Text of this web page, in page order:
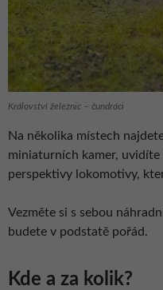
Království železnic – čundráci
Na několika místech
miniaturních kamer,
perspektivy lokomotivy,
Vezměte si s sebou
budete v podstatě pořád.
Kde a za kolik?